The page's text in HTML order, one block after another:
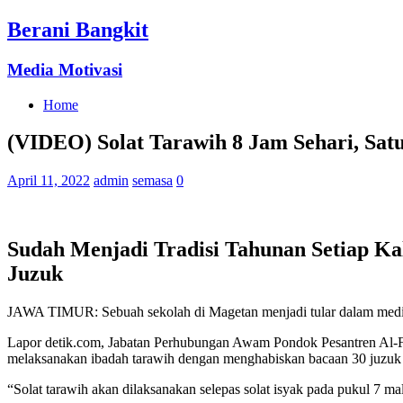
Berani Bangkit
Media Motivasi
Home
(VIDEO) Solat Tarawih 8 Jam Sehari,
April 11, 2022 admin semasa 0
Sudah Menjadi Tradisi Tahunan Setiap
Juzuk
JAWA TIMUR: Sebuah sekolah di Magetan menjadi tular dalam
Lapor detik.com, Jabatan Perhubungan Awam Pondok Pesantren
melaksanakan ibadah tarawih dengan menghabiskan bacaan 30
“Solat tarawih akan dilaksanakan selepas solat isyak pada pukul 7